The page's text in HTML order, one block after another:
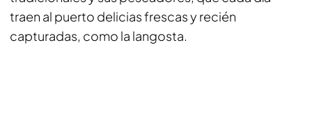
traen al puerto delicias frescas y recién
capturadas, como la langosta.